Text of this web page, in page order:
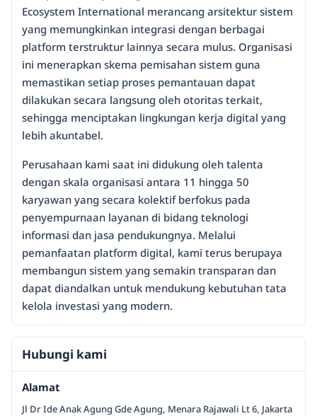
Ecosystem International merancang arsitektur sistem
yang memungkinkan integrasi dengan berbagai
platform terstruktur lainnya secara mulus. Organisasi
ini menerapkan skema pemisahan sistem guna
memastikan setiap proses pemantauan dapat
dilakukan secara langsung oleh otoritas terkait,
sehingga menciptakan lingkungan kerja digital yang
lebih akuntabel.
Perusahaan kami saat ini didukung oleh talenta
dengan skala organisasi antara 11 hingga 50
karyawan yang secara kolektif berfokus pada
penyempurnaan layanan di bidang teknologi
informasi dan jasa pendukungnya. Melalui
pemanfaatan platform digital, kami terus berupaya
membangun sistem yang semakin transparan dan
dapat diandalkan untuk mendukung kebutuhan tata
kelola investasi yang modern.
Hubungi kami
Alamat
Jl Dr Ide Anak Agung Gde Agung, Menara Rajawali Lt 6, Jakarta